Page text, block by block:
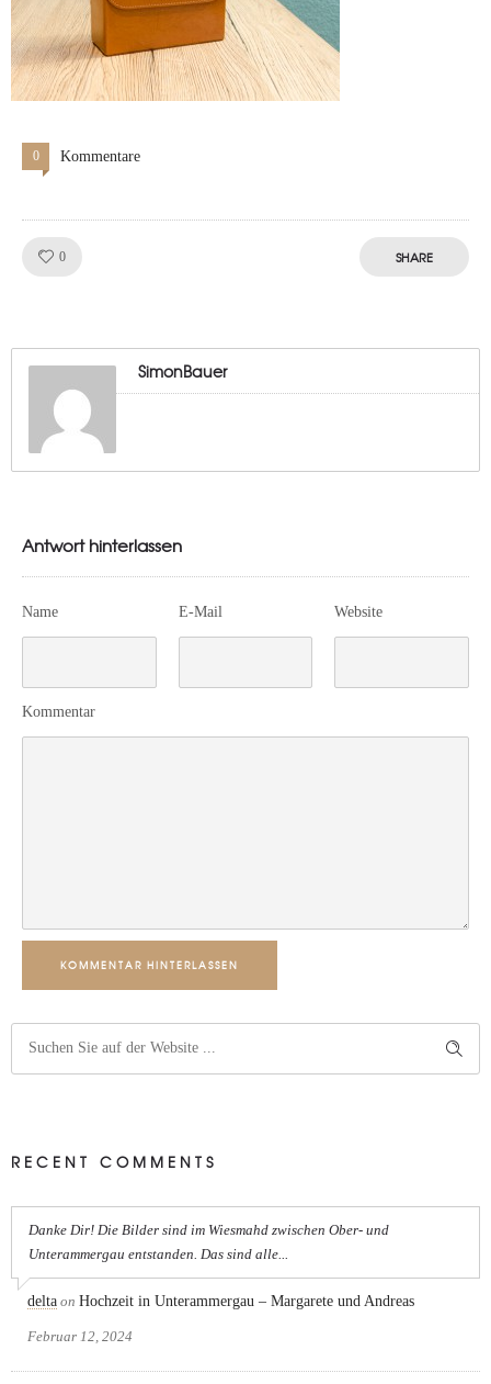
0 Kommentare
0 SHARE
SimonBauer
Antwort hinterlassen
Name E-Mail Website
Kommentar
KOMMENTAR HINTERLASSEN
RECENT COMMENTS
Danke Dir! Die Bilder sind im Wiesmahd zwischen Ober- und
Unterammergau entstanden. Das sind alle...
delta on Hochzeit in Unterammergau – Margarete und Andreas
Februar 12, 2024